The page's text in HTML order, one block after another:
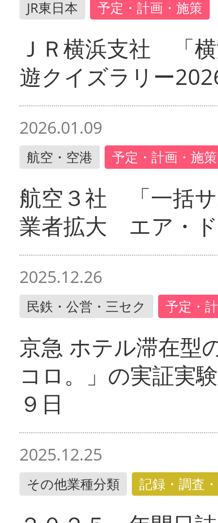
JR東日本 予定・計画・施策
ＪＲ横浜支社 「
遊クイズラリー
2026.01.09
航空・空港 予定・計画・施策
航空３社 「一括
業者拡大 エア・
2025.12.26
民鉄・公営・三セク 予定・
京急 ホテル滞在型
コロ。」の実証実
９日
2025.12.25
その他業種分類 記録・調査